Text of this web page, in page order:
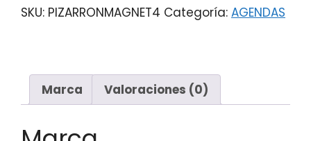
SKU: PIZARRONMAGNET4 Categoría: AGENDAS
Marca Valoraciones (0)